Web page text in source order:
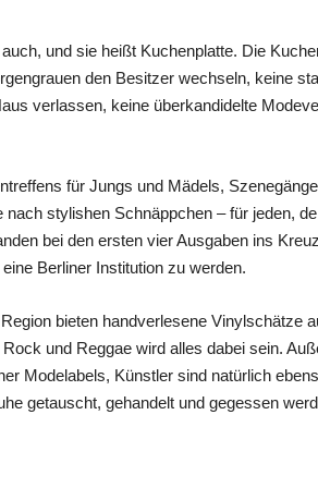
und sie heißt Kuchenplatte. Die
den Besitzer wechseln, keine
verlassen, keine überkandidelte
für Jungs und Mädels,
stylishen Schnäppchen – für jeden,
bei den ersten vier Ausgaben ins
Berliner Institution zu werden.
bieten handverlesene Vinylschätze
und Reggae wird alles dabei sein.
Modelabels, Künstler sind natürlich
getauscht, gehandelt und gegessen